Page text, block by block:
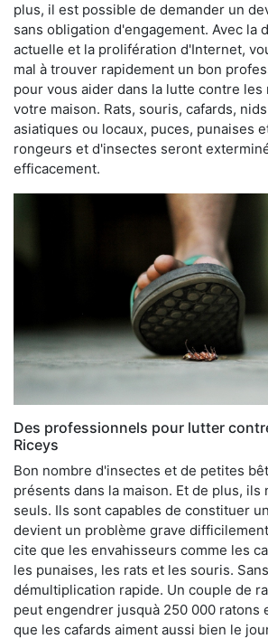
plus, il est possible de demander un
sans obligation d'engagement. Avec la
actuelle et la prolifération d'Internet,
mal à trouver rapidement un bon
pour vous aider dans la lutte contre les
votre maison. Rats, souris, cafards,
asiatiques ou locaux, puces, punaises
rongeurs et d'insectes seront
efficacement.
Des professionnels pour lutter
Riceys
Bon nombre d'insectes et de petites
présents dans la maison. Et de plus, ils
seuls. Ils sont capables de constituer
devient un problème grave
cite que les envahisseurs comme les
les punaises, les rats et les souris.
démultiplication rapide. Un couple de
peut engendrer jusquà 250 000 ratons
que les cafards aiment aussi bien le